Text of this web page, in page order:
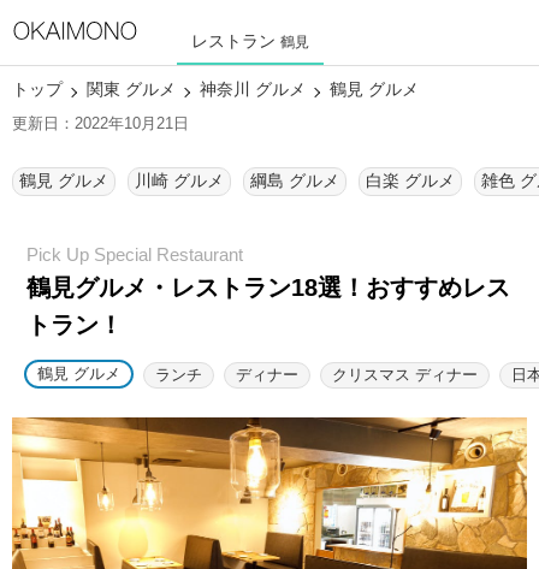
レストラン 鶴見
トップ 関東 グルメ 神奈川 グルメ 鶴見 グルメ
更新日：2022年10月21日
鶴見 グルメ 川崎 グルメ 綱島 グルメ 白楽 グルメ 雑色
鶴見グルメ・レストラン18選！ おすすめレス
トラン！
鶴見 グルメ ランチ ディナー クリスマス ディナー 日